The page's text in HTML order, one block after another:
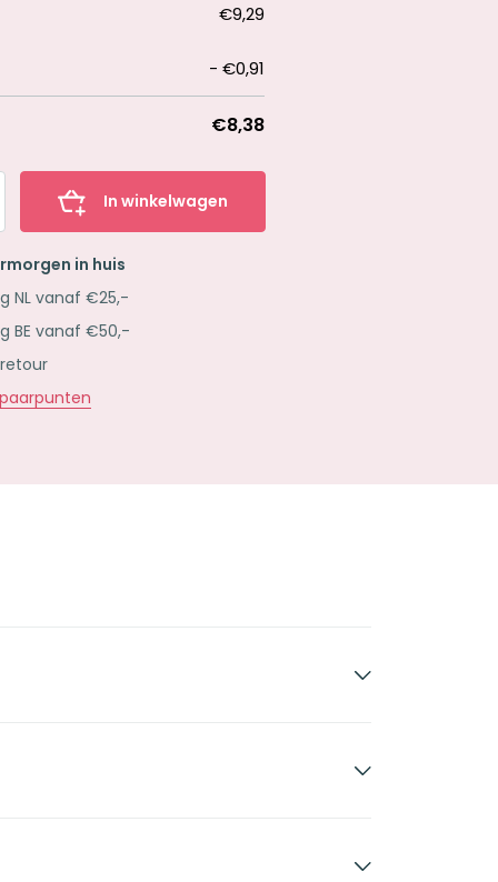
€9,29
-€0,91
€8,38
In winkelwagen
in huis
NL vanaf €25,-
BE vanaf €50,-